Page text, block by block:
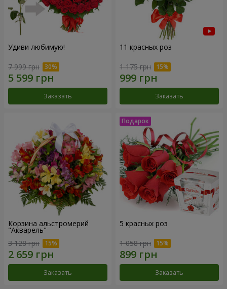
Удиви любимую!
7 999 грн
Заказать
11 красных роз
1 175 грн
Заказать
Корзина альстромерий
"Акварель"
3 128 грн
Заказать
5 красных роз
1 058 грн
Заказать